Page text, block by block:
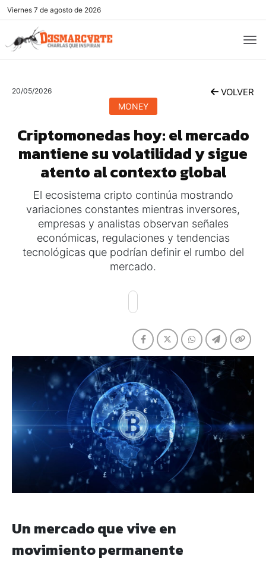
Viernes 7 de agosto de 2026
20/05/2026 VOLVER
MONEY
Criptomonedas hoy: el mercado
mantiene su volatilidad y sigue
atento al contexto global
El ecosistema cripto continúa mostrando
variaciones constantes mientras inversores,
empresas y analistas observan señales
económicas, regulaciones y tendencias
tecnológicas que podrían definir el rumbo del
mercado.
Un mercado que vive en
movimiento permanente